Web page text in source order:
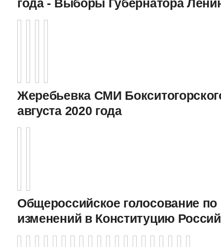
Жеребьевка СМИ
августа 2020 года
Общероссийское голосование
изменений в Конституцию